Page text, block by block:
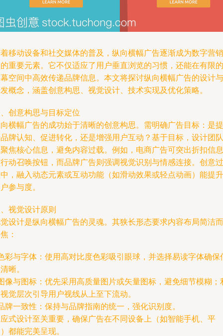
移动设备和社交媒体的普及，纵向横幅广告逐渐成为数字营销
重要元素。它不仅适应了用户垂直浏览的习惯，还能在有限的
空间中高效传递品牌信息。本文将探讨纵向横幅广告的设计与
概念，涵盖创意构思、视觉设计、技术实现及优化策略。
创意构思与目标定位
横幅广告的成功始于清晰的创意构思。需明确广告目标：是提
牌认知、促进转化，还是增强用户互动？基于目标，设计团队
焦核心信息，避免内容过载。例如，电商广告可突出折扣信息
动召唤按钮，而品牌广告则强调视觉识别与情感连接。创意过
，融入动态元素或互动功能（如滑动效果或轻点动画）能提升
参与度。
视觉设计原则
设计是纵向横幅广告的灵魂。其狭长形态要求内容布局简洁而
：
彩与字体：使用高对比度色彩吸引眼球，并选择易读字体确保
晰。
像与图标：优先采用高质量图片或矢量图标，避免细节模糊；
觉层次引导用户视线从上至下流动。
牌一致性：保持与品牌指南的统一，强化识别度。
式设计至关重要，确保广告在不同设备上（如智能手机、平
都能完美呈现。